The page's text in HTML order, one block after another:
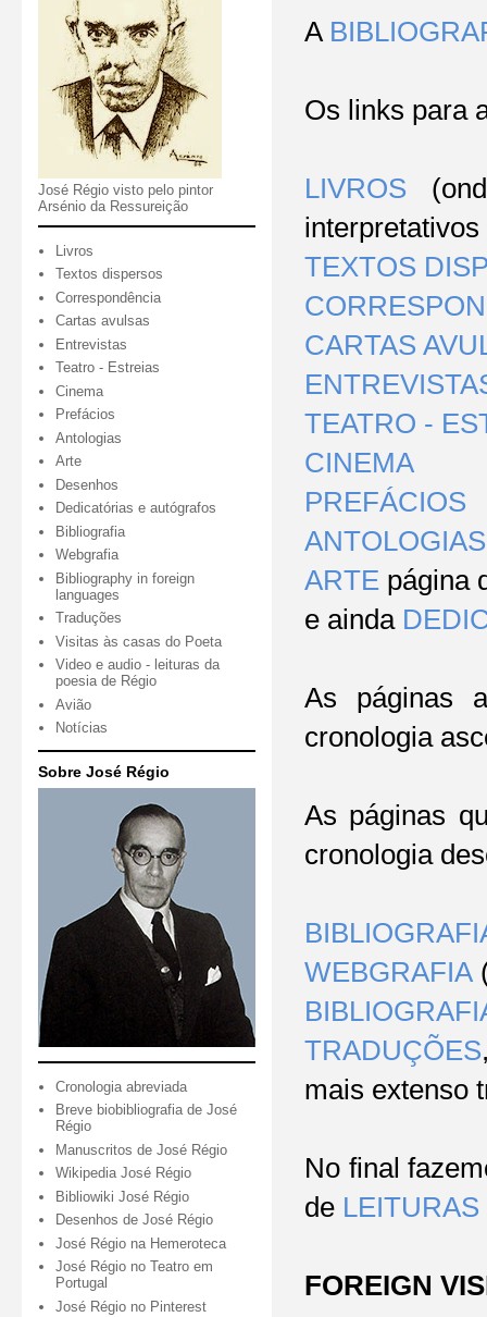
A
Os links para
LIVROS
TEXTOS
CARTAS
TEATRO -
CINEMA
PREFÁCIOS
ANTOLOGIAS
ARTE página
e ainda
As páginas
cronologia
As páginas
cronologia
WEBGRAFIA
TRADUÇÕES
mais extenso
No final
de LEITURAS
FOREIGN
José Régio visto pelo pintor
Arsénio da Ressureição
Livros
Textos dispersos
Correspondência
Cartas avulsas
Entrevistas
Teatro - Estreias
Cinema
Prefácios
Antologias
Arte
Desenhos
Dedicatórias e autógrafos
Bibliografia
Webgrafia
Bibliography in foreign
languages
Traduções
Visitas às casas do Poeta
Video e audio - leituras da
poesia de Régio
Avião
Notícias
Sobre José Régio
Cronologia abreviada
Breve biobibliografia de José
Régio
Manuscritos de José Régio
Wikipedia José Régio
Bibliowiki José Régio
Desenhos de José Régio
José Régio na Hemeroteca
José Régio no Teatro em
Portugal
José Régio no Pinterest